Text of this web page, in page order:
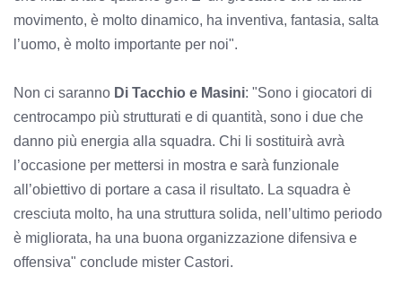
movimento, è molto dinamico, ha inventiva, fantasia, salta
l’uomo, è molto importante per noi".
Non ci saranno Di Tacchio e Masini: "Sono i giocatori di
centrocampo più strutturati e di quantità, sono i due che
danno più energia alla squadra. Chi li sostituirà avrà
l’occasione per mettersi in mostra e sarà funzionale
all’obiettivo di portare a casa il risultato. La squadra è
cresciuta molto, ha una struttura solida, nell’ultimo periodo
è migliorata, ha una buona organizzazione difensiva e
offensiva" conclude mister Castori.